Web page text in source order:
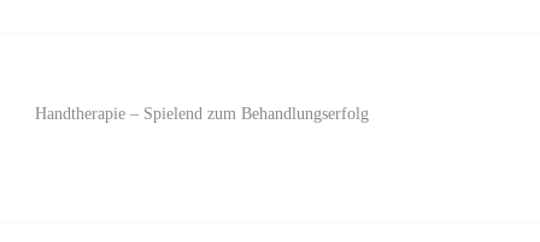
Handtherapie – Spielend zum Behandlungserfolg